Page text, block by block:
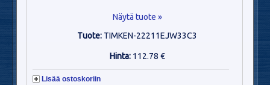
Näytä tuote »
Tuote: TIMKEN-22211EJW33C3
Hinta: 112.78 €
Lisää ostoskoriin